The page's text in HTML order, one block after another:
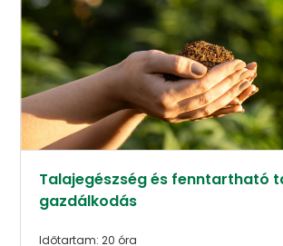
Talajegészség és fenntartható
gazdálkodás
Időtartam: 20 óra